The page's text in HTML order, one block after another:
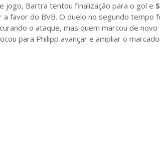
jogo, Bartra tentou finalização para o gol e
a favor do BVB. O duelo no segundo tempo
o ataque, mas quem marcou de
para Philipp avançar e ampliar o